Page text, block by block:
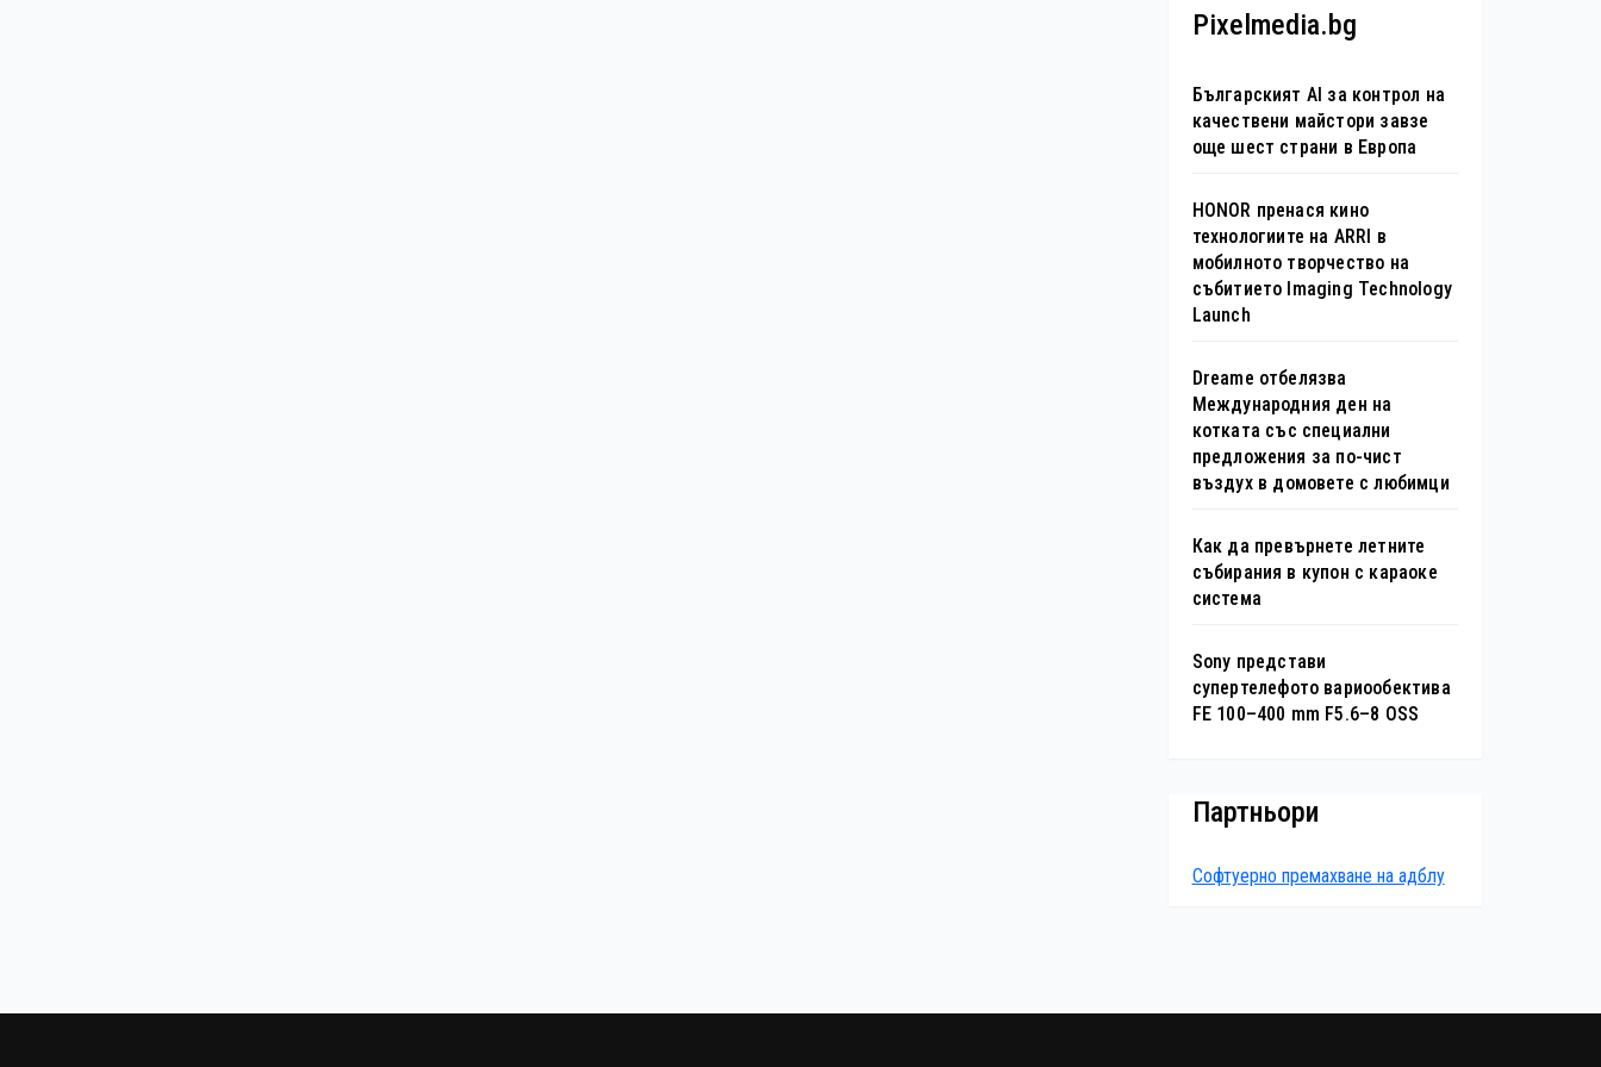
Pixelmedia.bg
Българският AI за контрол на
качествени майстори завзе
още шест страни в Европа
HONOR пренася кино
технологиите на ARRI в
мобилното творчество на
събитието Imaging Technology
Launch
Dreame отбелязва
Международния ден на
котката със специални
предложения за по-чист
въздух в домовете с любимци
Как да превърнете летните
събирания в купон с караоке
система
Sony представи
супертелефото вариообектива
FE 100–400 mm F5.6–8 OSS
Партньори
Софтуерно премахване на адблу